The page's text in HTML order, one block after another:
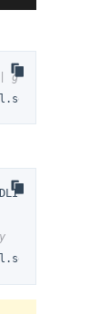
grep ssl
lz
| grep ssl